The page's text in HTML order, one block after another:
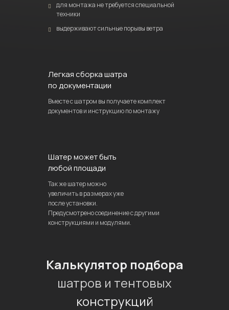
для монтажа не требуется специальной
техники
выдерживают сильные порывы ветра
Легкая сборка шатра
по документации
Вместе с шатром вы получаете комплект
документов и инструкцию по монтажу
Шатер может быть
любой площади
Так же шатер можно
увеличить в размерах уже
после установки.
Предусмотрено соединение с другими
конструкциями и модулями.
Калькулятор подбора
шатров и тентовых
конструкций